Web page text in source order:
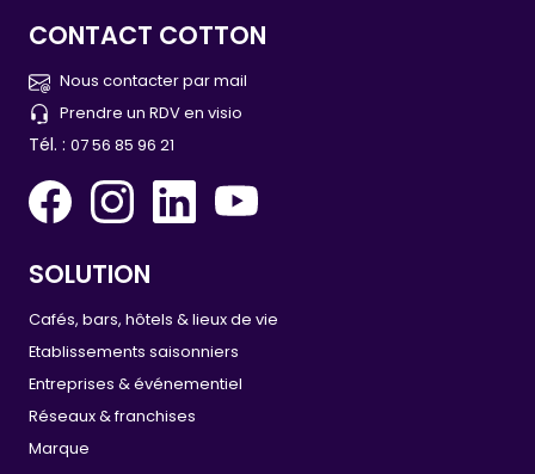
CONTACT COTTON
Nous contacter par mail
Prendre un RDV en visio
Tél. : 07 56 85 96 21
SOLUTION
Cafés, bars, hôtels & lieux de vie
Etablissements saisonniers
Entreprises & événementiel
Réseaux & franchises
Marque